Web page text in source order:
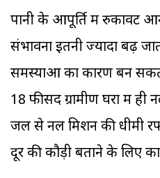
पानी के आपूर्ति में रुकावट
संभावना इतनी ज्यादा बढ़
समस्याओं का कारण बन
18 फीसद ग्रामीण घरों में
जल से नल मिशन की धीमी
दूर की कौड़ी बताने के लिए